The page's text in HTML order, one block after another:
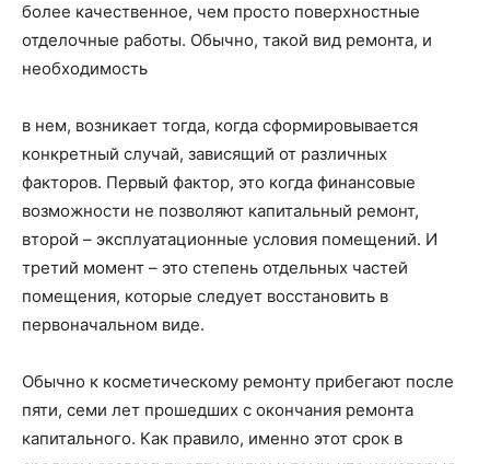
более качественное, чем просто поверхностные
отделочные работы. Обычно, такой вид ремонта, и
необходимость
в нем, возникает тогда, когда сформировывается
конкретный случай, зависящий от различных
факторов. Первый фактор, это когда финансовые
возможности не позволяют капитальный ремонт,
второй – эксплуатационные условия помещений. И
третий момент – это степень отдельных частей
помещения, которые следует восстановить в
первоначальном виде.
Обычно к косметическому ремонту прибегают после
пяти, семи лет прошедших с окончания ремонта
капитального. Как правило, именно этот срок в